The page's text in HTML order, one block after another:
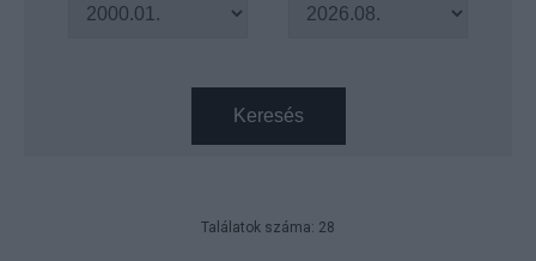
Keresés
Találatok száma: 28